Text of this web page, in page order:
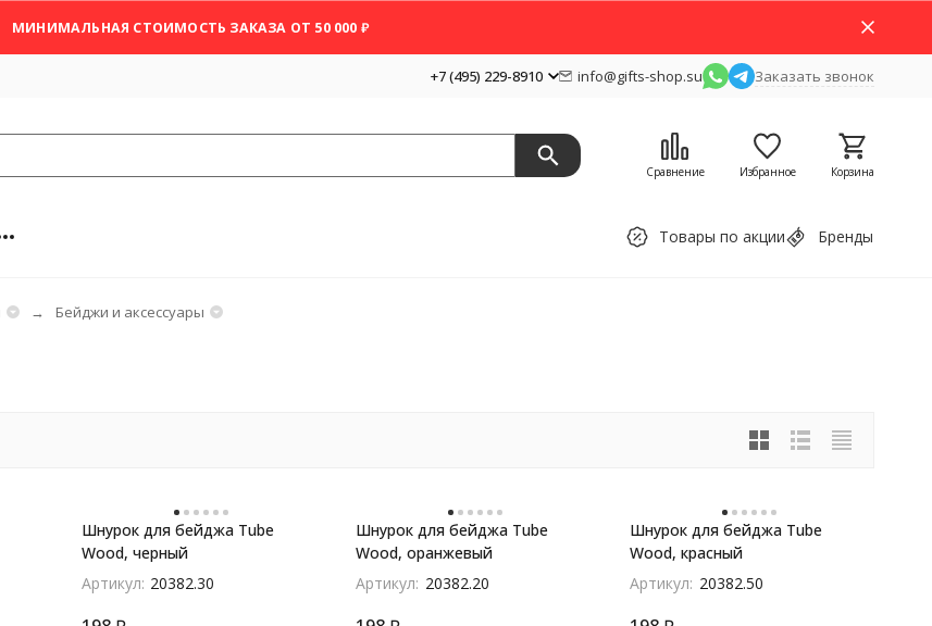
МИНИМАЛЬНАЯ СТОИМОСТЬ ЗАКАЗА ОТ 50 000 ₽
+7 (495) 229-8910 info@gifts-shop.su Заказать звонок
Сравнение Избранное Корзина
Товары по акции Бренды
Бейджи и аксессуары
Шнурок для бейджа Tube
Wood, черный
Артикул: 20382.30
Шнурок для бейджа Tube
Wood, оранжевый
Артикул: 20382.20
Шнурок для бейджа Tube
Wood, красный
Артикул: 20382.50